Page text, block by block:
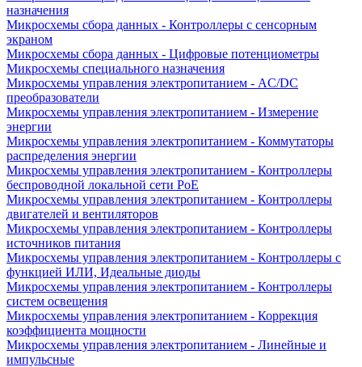
назначения
Микросхемы сбора данных - Контроллеры с сенсорным
экраном
Микросхемы сбора данных - Цифровые потенциометры
Микросхемы специального назначения
Микросхемы управления электропитанием - AC/DC
преобразователи
Микросхемы управления электропитанием - Измерение
энергии
Микросхемы управления электропитанием - Коммутаторы
распределения энергии
Микросхемы управления электропитанием - Контроллеры
беспроводной локальной сети PoE
Микросхемы управления электропитанием - Контроллеры
двигателей и вентиляторов
Микросхемы управления электропитанием - Контроллеры
источников питания
Микросхемы управления электропитанием - Контроллеры с
функцией ИЛИ, Идеальные диоды
Микросхемы управления электропитанием - Контроллеры
систем освещения
Микросхемы управления электропитанием - Коррекция
коэффициента мощности
Микросхемы управления электропитанием - Линейные и
импульсные